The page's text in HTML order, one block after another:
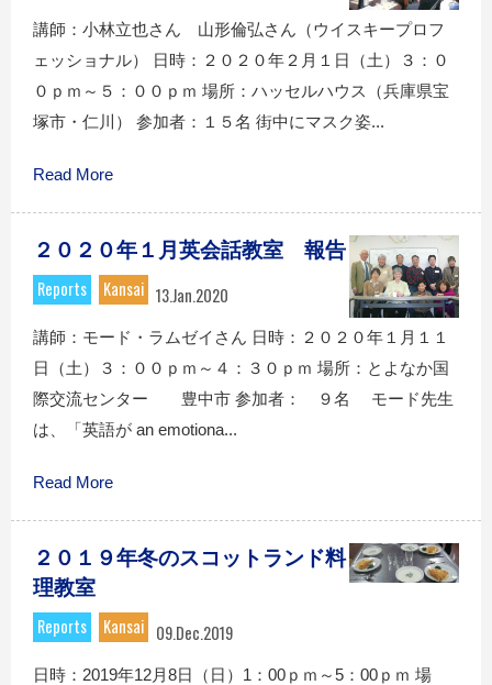
講師：小林立也さん 山形倫弘さん（ウイスキープロフ
ェッショナル） 日時：２０２０年２月１日（土）３：０
０ｐｍ～５：００ｐｍ 場所：ハッセルハウス（兵庫県宝
塚市・仁川） 参加者：１５名 街中にマスク姿...
Read More
２０２０年１月英会話教室 報告
Reports
Kansai 13.Jan.2020
講師：モード・ラムゼイさん 日時：２０２０年１月１１
日（土）３：００ｐｍ～４：３０ｐｍ 場所：とよなか国
際交流センター 豊中市 参加者： ９名 モード先生
は、「英語が an emotiona...
Read More
２０１９年冬のスコットランド料
理教室
Reports
Kansai 09.Dec.2019
日時：2019年12月8日（日）1：00ｐｍ～5：00ｐｍ 場